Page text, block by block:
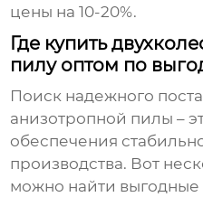
цены на 10-20%.
Где купить
пилу оптом по
Поиск надежного
анизотропной пилы –
обеспечения
производства. Вот
можно найти